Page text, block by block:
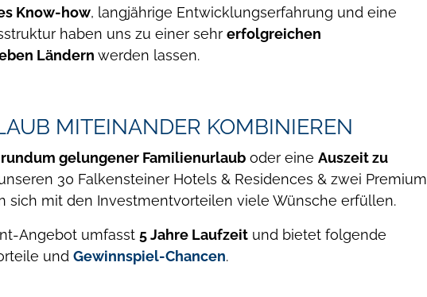
Know-how, langjährige Entwicklungserfahrung und eine
haben uns zu einer sehr erfolgreichen
Ländern werden lassen.
MITEINANDER KOMBINIEREN
rundum gelungener Familienurlaub oder eine Auszeit zu
30 Falkensteiner Hotels & Residences & zwei Premium
sich mit den Investmentvorteilen viele Wünsche erfüllen.
Angebot umfasst 5 Jahre Laufzeit und bietet folgende
und Gewinnspiel-Chancen.